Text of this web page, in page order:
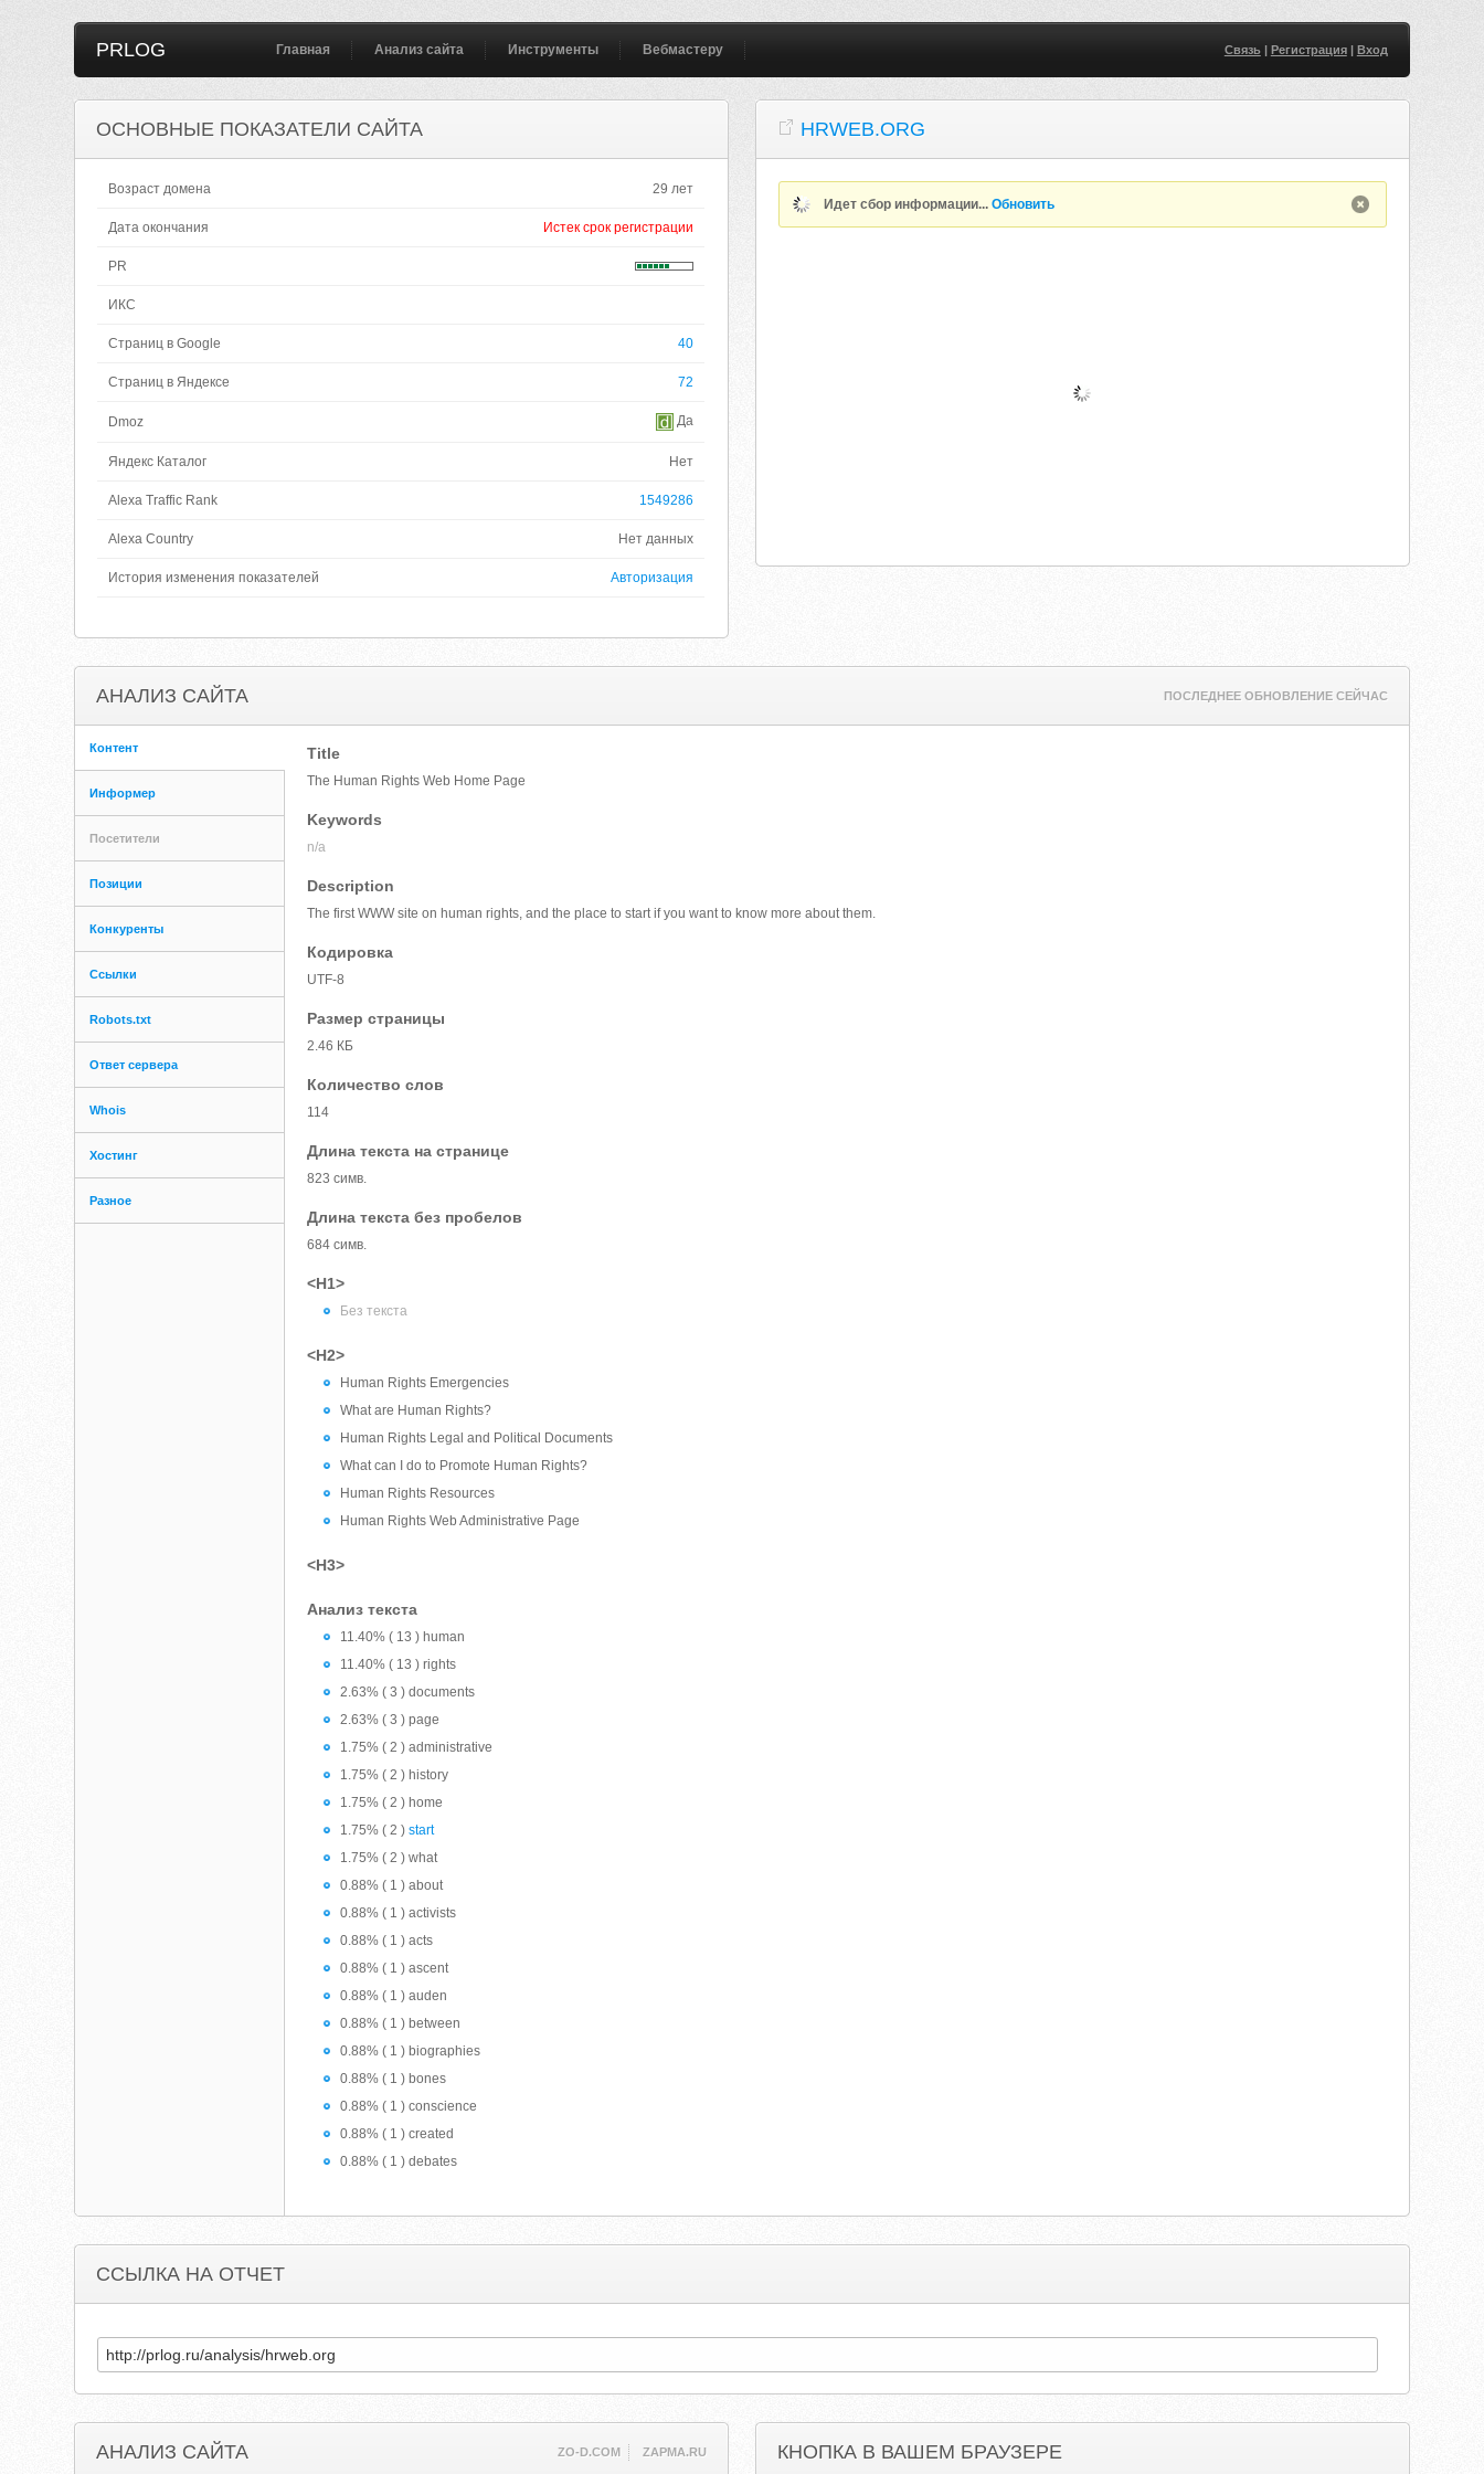
PRLOG Главная Анализ сайта Инструменты Вебмастеру Связь| Регистрация| Вход
ОСНОВНЫЕ ПОКАЗАТЕЛИ САЙТА
Возраст домена 29 лет
Дата окончания Истек срок регистрации
PR
ИКС
Страниц в Google 40
Страниц в Яндексе 72
Dmoz Да
Яндекс Каталог Нет
Alexa Traffic Rank 1549286
Alexa Country Нет данных
История изменения показателей Авторизация
HRWEB.ORG
Идет сбор информации...Обновить
АНАЛИЗ САЙТА ПОСЛЕДНЕЕ ОБНОВЛЕНИЕ СЕЙЧАС
Контент
Информер
Посетители
Позиции
Конкуренты
Ссылки
Robots.txt
Ответ сервера
Whois
Хостинг
Разное
Title
The Human Rights Web Home Page
Keywords
n/a
Description
The first WWW site on human rights, and the place to start if you want to know more about them.
Кодировка
UTF-8
Размер страницы
2.46 КБ
Количество слов
114
Длина текста на странице
823 симв.
Длина текста без пробелов
684 симв.
<H1>
Без текста
<H2>
Human Rights Emergencies
What are Human Rights?
Human Rights Legal and Political Documents
What can I do to Promote Human Rights?
Human Rights Resources
Human Rights Web Administrative Page
<H3>
Анализ текста
11.40% ( 13 ) human
11.40% ( 13 ) rights
2.63% ( 3 ) documents
2.63% ( 3 ) page
1.75% ( 2 ) administrative
1.75% ( 2 ) history
1.75% ( 2 ) home
1.75% ( 2 )start
1.75% ( 2 ) what
0.88% ( 1 ) about
0.88% ( 1 ) activists
0.88% ( 1 ) acts
0.88% ( 1 ) ascent
0.88% ( 1 ) auden
0.88% ( 1 ) between
0.88% ( 1 ) biographies
0.88% ( 1 ) bones
0.88% ( 1 ) conscience
0.88% ( 1 ) created
0.88% ( 1 ) debates
ССЫЛКА НА ОТЧЕТ
АНАЛИЗ САЙТА ZO-D.COM ZAPMA.RU КНОПКА В ВАШЕМ БРАУЗЕРЕ